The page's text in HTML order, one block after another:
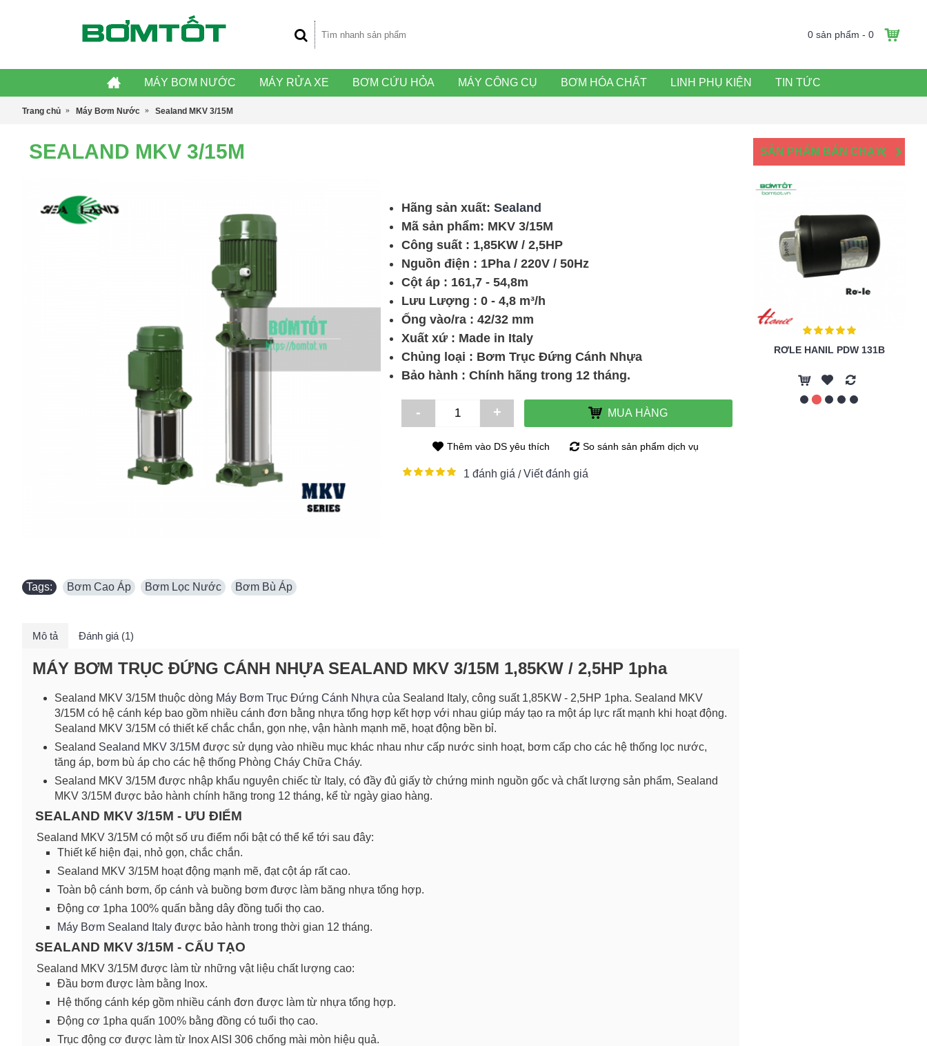
0 sản phẩm - 0
MÁY BƠM NƯỚC MÁY RỬA XE BƠM CỨU HỎA MÁY CÔNG CỤ BƠM HÓA CHẤT LINH PHỤ KIỆN TIN TỨC
Trang chủ Máy Bơm Nước Sealand MKV 3/15M
SẢN PHẨM BÁN CHẠY
DAPHOVINA 1HP CỘT ÁP CAO
3PHA
RƠLE HANIL PDW 131B TỤ ĐIỆN BƠM HANIL PH 255
SEALAND MKV 3/15M
Tags: Bơm Cao Áp Bơm Lọc Nước Bơm Bù Áp
Hãng sản xuất: Sealand
Mã sản phẩm: MKV 3/15M
Công suất : 1,85KW / 2,5HP
Nguồn điện : 1Pha / 220V / 50Hz
Cột áp : 161,7 - 54,8m
Lưu Lượng : 0 - 4,8 m³/h
Ống vào/ra : 42/32 mm
Xuất xứ : Made in Italy
Chủng loại : Bơm Trục Đứng Cánh Nhựa
Bảo hành : Chính hãng trong 12 tháng.
- + MUA HÀNG
Thêm vào DS yêu thích So sánh sản phẩm dịch vụ
1 đánh giá /Viết đánh giá
Mô tả Đánh giá (1)
MÁY BƠM TRỤC ĐỨNG CÁNH NHỰA SEALAND MKV 3/15M 1,85KW / 2,5HP 1pha
Sealand MKV 3/15M thuộc dòng Máy Bơm Trục Đứng Cánh Nhựa của Sealand Italy, công suất 1,85KW - 2,5HP 1pha. Sealand MKV
3/15M có hệ cánh kép bao gồm nhiều cánh đơn bằng nhựa tổng hợp kết hợp với nhau giúp máy tạo ra một áp lực rất mạnh khi hoạt động.
Sealand MKV 3/15M có thiết kế chắc chắn, gọn nhẹ, vận hành mạnh mẽ, hoạt động bền bỉ.
Sealand Sealand MKV 3/15M được sử dụng vào nhiều mục khác nhau như cấp nước sinh hoạt, bơm cấp cho các hệ thống lọc nước,
tăng áp, bơm bù áp cho các hệ thống Phòng Cháy Chữa Cháy.
Sealand MKV 3/15M được nhập khẩu nguyên chiếc từ Italy, có đầy đủ giấy tờ chứng minh nguồn gốc và chất lượng sản phẩm, Sealand
MKV 3/15M được bảo hành chính hãng trong 12 tháng, kể từ ngày giao hàng.
SEALAND MKV 3/15M - ƯU ĐIỂM
Sealand MKV 3/15M có một số ưu điểm nổi bật có thể kể tới sau đây:
Thiết kế hiện đại, nhỏ gọn, chắc chắn.
Sealand MKV 3/15M hoạt động mạnh mẽ, đạt cột áp rất cao.
Toàn bộ cánh bơm, ốp cánh và buồng bơm được làm băng nhựa tổng hợp.
Động cơ 1pha 100% quấn bằng dây đồng tuổi thọ cao.
Máy Bơm Sealand Italy được bảo hành trong thời gian 12 tháng.
SEALAND MKV 3/15M - CẤU TẠO
Sealand MKV 3/15M được làm từ những vật liệu chất lượng cao:
Đầu bơm được làm bằng Inox.
Hệ thống cánh kép gồm nhiều cánh đơn được làm từ nhựa tổng hợp.
Động cơ 1pha quấn 100% bằng đồng có tuổi thọ cao.
Trục động cơ được làm từ Inox AISI 306 chống mài mòn hiệu quả.